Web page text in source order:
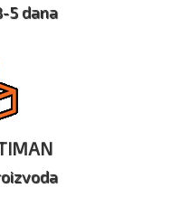
5 dana